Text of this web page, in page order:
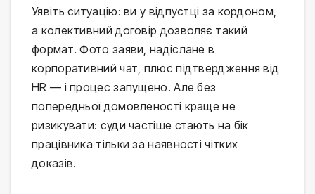
Уявіть ситуацію: ви у відпустці за кордоном,
а колективний договір дозволяє такий
формат. Фото заяви, надіслане в
корпоративний чат, плюс підтвердження від
HR — і процес запущено. Але без
попередньої домовленості краще не
ризикувати: суди частіше стають на бік
працівника тільки за наявності чітких
доказів.